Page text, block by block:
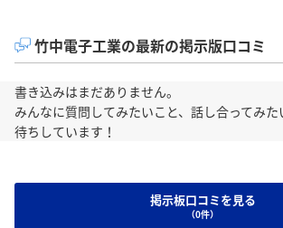
竹中電子工業の最新の掲示版口コミ
書き込みはまだありません。
みんなに質問してみたいこと、話し合ってみ
待ちしています！
掲示板口コミを見る
（0件）